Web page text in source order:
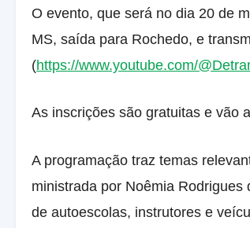
O evento, que será no dia 20 de
MS, saída para Rochedo, e
(https://www.youtube.com/
As inscrições são gratuitas e vão
A programação traz temas
ministrada por Noêmia
de autoescolas, instrutores e